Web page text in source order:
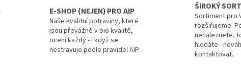
E-SHOP (NEJEN) PRO AIP
Naše kvalitní potraviny, které
jsou převážně v bio kvalitě,
ocení každý - i když se
nestravuje podle pravidel AIP.
ŠIROKÝ
Sortiment pro
rozšiřujeme.
nenaleznete,
hledáte -
kontaktovat.